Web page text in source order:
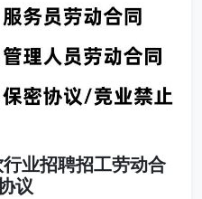
业招聘招工劳动合
议